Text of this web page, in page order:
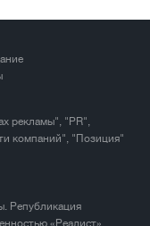
рекламы", "PR",
компаний", "Позиция"
Републикация